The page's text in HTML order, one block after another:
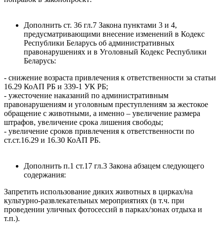
Дополнить ст. 36 гл.7 Закона пунктами 3 и 4,
предусматривающими внесение изменений в Кодекс
Республики Беларусь об административных
правонарушениях и в Уголовный Кодекс Республики
Беларусь:
- снижение возраста привлечения к ответственности за статьи
16.29 КоАП РБ и 339-1 УК РБ;
- ужесточение наказаний по административным
правонарушениям и уголовным преступлениям за жестокое
обращение с животными, а именно – увеличение размера
штрафов, увеличение срока лишения свободы;
- увеличение сроков привлечения к ответственности по
ст.ст.16.29 и 16.30 КоАП РБ.
Дополнить п.1 ст.17 гл.3 Закона абзацем следующего
содержания:
Запретить использование диких животных в цирках/на
культурно-развлекательных мероприятиях (в т.ч. при
проведении уличных фотосессий в парках/зонах отдыха и
т.п.).